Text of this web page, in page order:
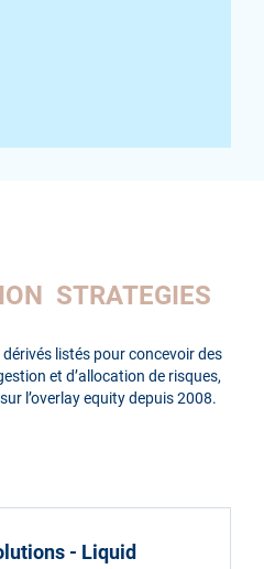
STRATEGIES
listés pour concevoir des
et d’allocation de risques,
l’overlay equity depuis 2008.
- Liquid